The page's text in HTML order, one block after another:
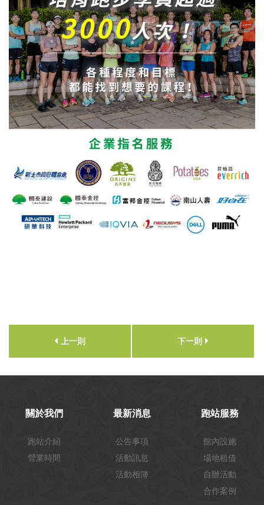
上一則 下一則
關於我們
跑站介紹
營業時間
最新消息
公告事項
活動訊息
活動相簿
跑站服務
館內設施
場地租借
自辦活動
合作案例